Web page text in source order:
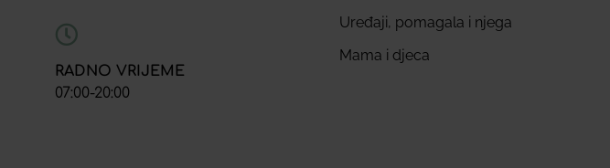
RADNO VRIJEME
07:00-20:00
Uređaji, pomagala i njega
Mama i djeca